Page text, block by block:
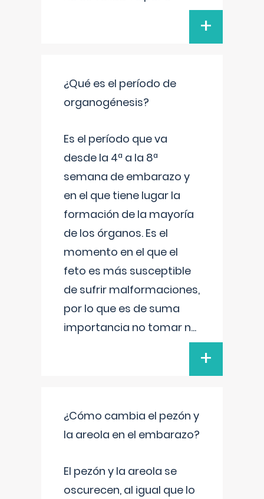
+
¿Qué es el período de
organogénesis?
Es el período que va
desde la 4ª a la 8ª
semana de embarazo y
en el que tiene lugar la
formación de la mayoría
de los órganos. Es el
momento en el que el
feto es más susceptible
de sufrir malformaciones,
por lo que es de suma
importancia no tomar n...
+
¿Cómo cambia el pezón y
la areola en el embarazo?
El pezón y la areola se
oscurecen, al igual que lo